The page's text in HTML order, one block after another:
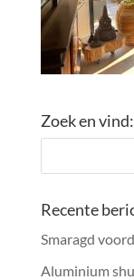
Zoek en vind:
Recente
Smaragd
Aluminium